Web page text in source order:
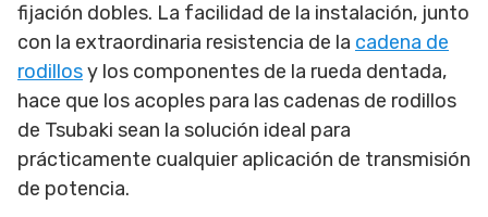
fijación dobles. La facilidad de la instalación, junto
con la extraordinaria resistencia de la cadena de
rodillosy los componentes de la rueda dentada,
hace que los acoples para las cadenas de rodillos
de Tsubaki sean la solución ideal para
prácticamente cualquier aplicación de transmisión
de potencia.